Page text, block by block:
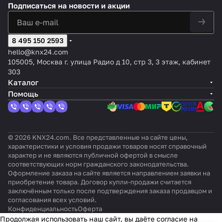
ия
EyeZ
en
RF
915,
цвет
:
белы
й
нного
монта
2
кнопк
и —
для
потол
о
монта
жа
v2
й,
Шелк
овис
то-
дально
м
PD
C,
й
цвет:
Близ
010
Чёрны
к к
к:
KNX
Delu
й
9м.
Подписаться на новости и акции
8 495 150 2593
hello@knx24.com
105005, Москва г. улица Радио д 10, стр 3, 3 этаж, кабинет
303
Каталог
Помощь
© 2026 KNX24.com. Все представленные на сайте цены,
характеристики и условия продажи товаров носят справочный
характер и не являются публичной офертой в смысле
соответствующих норм гражданского законодательства.
Оформление заказа на сайте является направлением заявки на
приобретение товара. Договор купли-продажи считается
заключённым только после подтверждения заказа продавцом и
согласования всех условий.
КонфиденциальностьОферта
Продолжая использовать наш сайт, вы даёте согласие на